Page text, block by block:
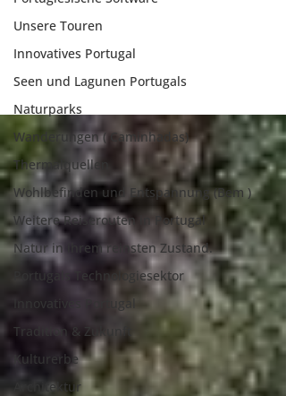
Unsere Touren
Innovatives Portugal
Seen und Lagunen Portugals
Naturparks
Wanderungen ( Caminhadas)
Thermalquellen
Wohlbefinden und Entspannung (Bem )
Weitere Reiserouten in Portugal
Natur in ihrem reinsten Zustand.
Portugals Technologiesektor
Innovatives Portugal
Tradition & Zukunft
Kulturerbe
Architektur
(Aventuras de
Cami